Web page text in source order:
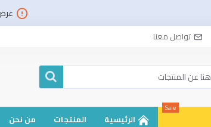
تواصل معنا
Sale
الرئيسية المنتجات من نحن